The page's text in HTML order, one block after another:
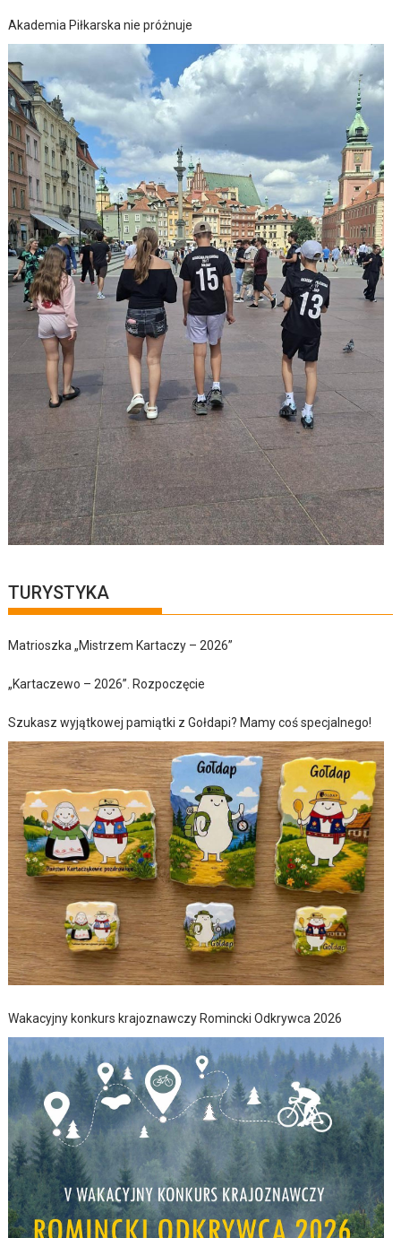
Akademia Piłkarska nie próżnuje
TURYSTYKA
Matrioszka „Mistrzem Kartaczy – 2026”
„Kartaczewo – 2026”. Rozpoczęcie
Szukasz wyjątkowej pamiątki z Gołdapi? Mamy coś specjalnego!
Wakacyjny konkurs krajoznawczy Romincki Odkrywca 2026